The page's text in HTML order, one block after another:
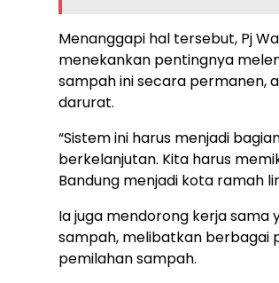
Menanggapi hal tersebut, Pj
menekankan pentingnya
sampah ini secara permanen,
darurat.
“Sistem ini harus menjadi
berkelanjutan. Kita harus
Bandung menjadi kota ramah
Ia juga mendorong kerja
sampah, melibatkan berbagai
pemilahan sampah.